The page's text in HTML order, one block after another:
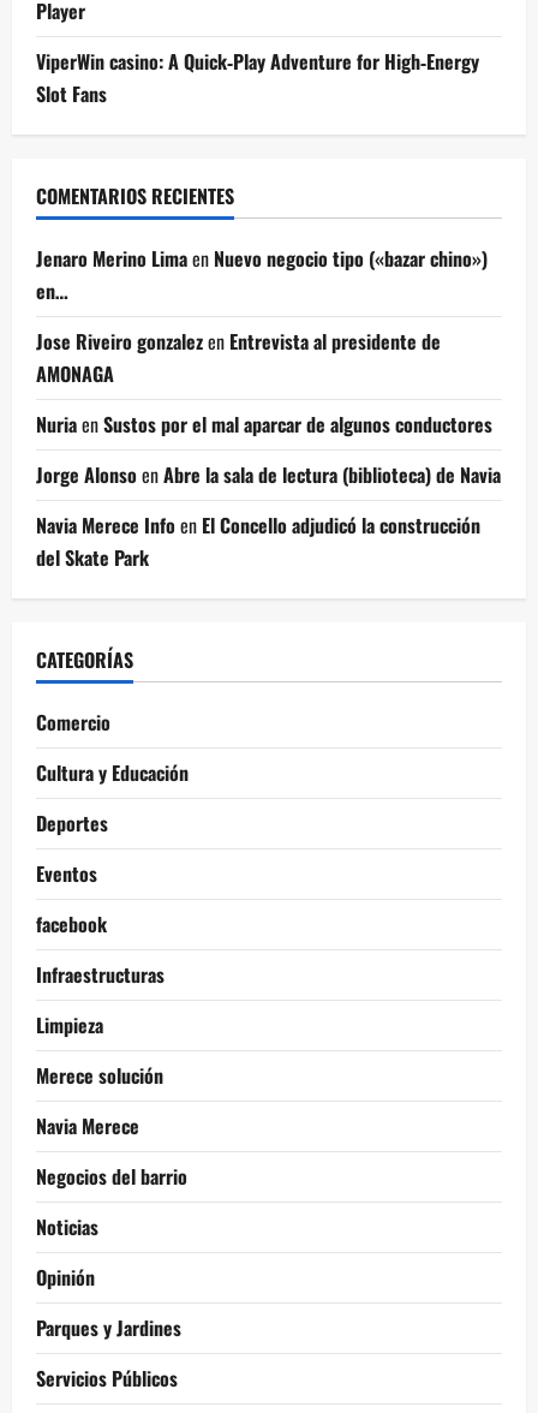
Player
ViperWin casino: A Quick‑Play Adventure for High‑Energy
Slot Fans
COMENTARIOS RECIENTES
Jenaro Merino Limaen Nuevo negocio tipo («bazar chino»)
en…
Jose Riveiro gonzalezen Entrevista al presidente de
AMONAGA
NuriaenSustos por el mal aparcar de algunos conductores
Jorge AlonsoenAbre la sala de lectura (biblioteca) de Navia
Navia Merece Infoen El Concello adjudicó la construcción
del Skate Park
CATEGORÍAS
Comercio
Cultura y Educación
Deportes
Eventos
facebook
Infraestructuras
Limpieza
Merece solución
Navia Merece
Negocios del barrio
Noticias
Opinión
Parques y Jardines
Servicios Públicos